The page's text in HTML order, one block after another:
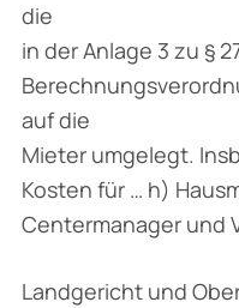
die
in der Anlage 3 zu §
auf die
Mieter umgelegt.
Kosten für … h)
Centermanager und
Landgericht und